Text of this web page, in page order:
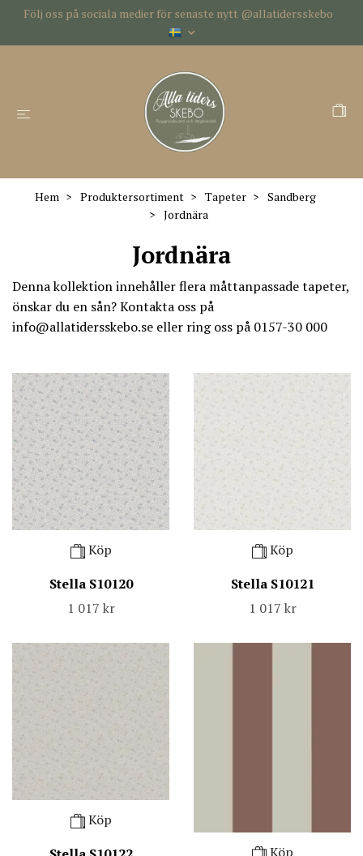
Följ oss på sociala medier för senaste nytt @allatidersskebo
Hem Produktersortiment Tapeter
Sandberg
Jordnära
Jordnära
Denna kollektion innehåller flera måttanpassade tapeter,
önskar du en sån? Kontakta oss på
info@allatidersskebo.se eller ring oss på 0157-30 000
Köp
Stella S10120
1 017 kr
Köp
Stella S10121
1 017 kr
Köp
Köp